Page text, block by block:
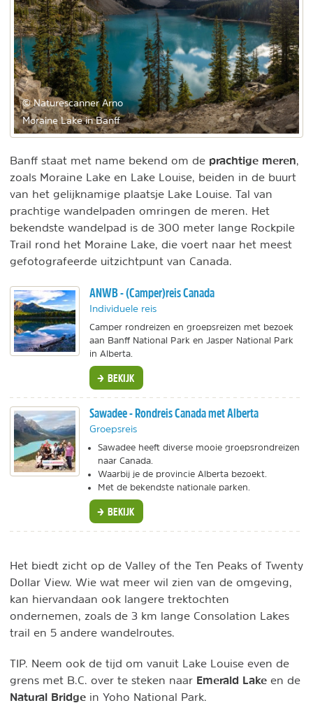
© Naturescanner Arno
Moraine Lake in Banff
Banff staat met name bekend om de prachtige meren
zoals Moraine Lake en Lake Louise, beiden in de buurt
van het gelijknamige plaatsje Lake Louise. Tal van
prachtige wandelpaden omringen de meren. Het
bekendste wandelpad is de 300 meter lange Rockpile
Trail rond het Moraine Lake, die voert naar het meest
gefotografeerde uitzichtpunt van Canada.
ANWB - (Camper)reis Canada
Individuele reis
Camper rondreizen en groepsreizen met bezoek
aan Banff National Park en Jasper National Park
in Alberta.
BEKIJK
Sawadee - Rondreis Canada met Alberta
Groepsreis
Sawadee heeft diverse mooie groepsrondreizen
naar Canada.
Waarbij je de provincie Alberta bezoekt.
Met de bekendste nationale parken.
BEKIJK
Het biedt zicht op de Valley of the Ten Peaks of Twenty
Dollar View. Wie wat meer wil zien van de omgeving,
kan hiervandaan ook langere trektochten
ondernemen, zoals de 3 km lange Consolation Lakes
trail en 5 andere wandelroutes.
TIP. Neem ook de tijd om vanuit Lake Louise even de
grens met B.C. over te steken naar Emerald Lake en de
Natural Bridge in Yoho National Park.